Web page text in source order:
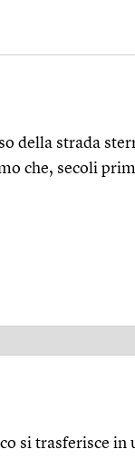
della strada
che, secoli
si trasferisce in